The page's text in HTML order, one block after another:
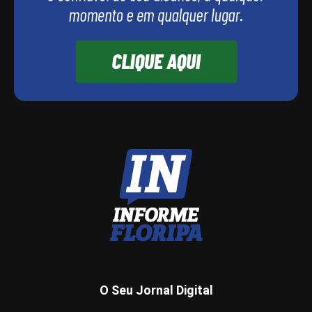
O Seu Jornal Digital